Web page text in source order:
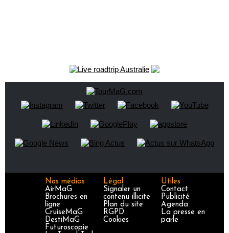
Nos médias
AirMaG
Brochures en
ligne
CruiseMaG
DestiMaG
Futuroscopie
Légal
Signaler un
contenu illicite
Plan du site
RGPD
Cookies
Utiles
Contact
Publicité
Agenda
La presse en
parle